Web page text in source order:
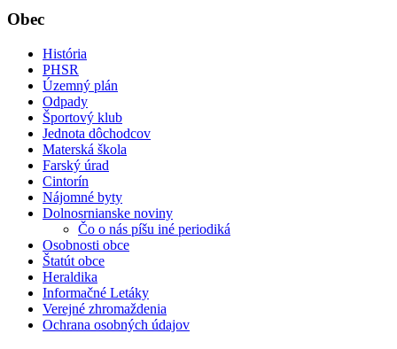
Obec
História
PHSR
Územný plán
Odpady
Športový klub
Jednota dôchodcov
Materská škola
Farský úrad
Cintorín
Nájomné byty
Dolnosrnianske noviny
Čo o nás píšu iné periodiká
Osobnosti obce
Štatút obce
Heraldika
Informačné Letáky
Verejné zhromaždenia
Ochrana osobných údajov